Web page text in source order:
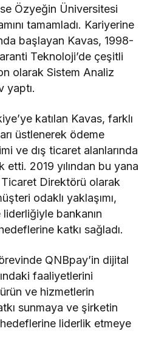
ise Özyeğin Üniversitesi
tamamladı. Kariyerine
başlayan Kavas, 1998-
Teknoloji’de çeşitli
olarak Sistem Analiz
yaptı.
katılan Kavas, farklı
üstlenerek ödeme
ve dış ticaret alanlarında
2019 yılından bu yana
Direktörü olarak
odaklı yaklaşımı,
liderliğiyle bankanın
katkı sağladı.
QNBpay’in dijital
faaliyetlerini
ve hizmetlerin
sunmaya ve şirketin
liderlik etmeye